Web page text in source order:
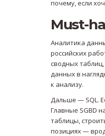
почему, если
Must-
Аналитика
российских
сводных
данных в
к анализу.
Дальше — SQL.
Главные SGBD
таблицы,
позициях —